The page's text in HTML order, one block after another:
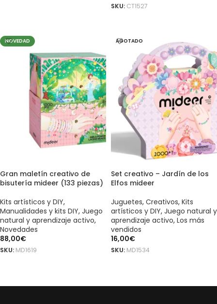
SKU: CT1527
NOVEDAD
Gran maletín creativo de
bisutería mideer (133 piezas)
Kits artísticos y DIY,
Manualidades y kits DIY, Juego
natural y aprendizaje activo,
Novedades
88,00€
SKU: MD1619
AGOTADO
Set creativo – Jardín de los
Elfos mideer
Juguetes, Creativos, Kits
artísticos y DIY, Juego natural y
aprendizaje activo, Los más
vendidos
16,00€
SKU: MD1534